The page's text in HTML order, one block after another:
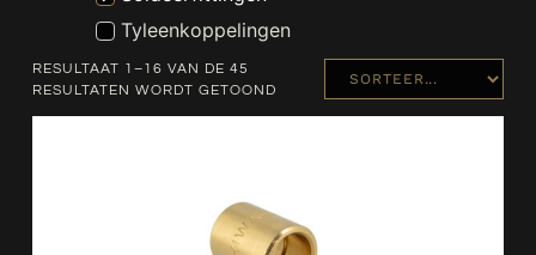
Tyleenkoppelingen
Gereedschappen
Witgoed Onderdelen
RESULTAAT 1–16 VAN DE 45
RESULTATEN WORDT GETOOND